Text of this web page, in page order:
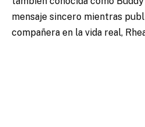
mensaje sincero mientras
compañera en la vida real,